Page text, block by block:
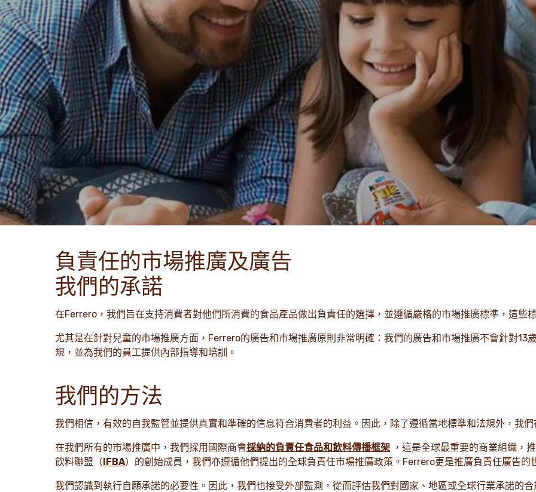
負責任的市場推廣及廣告
我們的承諾
在Ferrero，我們旨在支持消費者對他們所消費的食品產品做出負責任的選擇，並遵循嚴格的市場推廣標準，這些
尤其是在針對兒童的市場推廣方面，Ferrero的廣告和市場推廣原則非常明確：我們的廣告和市場推廣不會針對13
規，並為我們的員工提供內部指導和培訓。
我們的方法
我們相信，有效的自我監管並提供真實和準確的信息符合消費者的利益。因此，除了遵循當地標準和法規外，我
在我們所有的市場推廣中，我們採用國際商會採納的負責任食品和飲料傳播框架 ，這是全球最重要的商業組織，
飲料聯盟（IFBA）的創始成員，我們亦遵循他們提出的全球負責任市場推廣政策。Ferrero更是推廣負責任廣告的
我們認識到執行自願承諾的必要性。因此，我們也接受外部監測，從而評估我們對國家、地區或全球行業承諾的